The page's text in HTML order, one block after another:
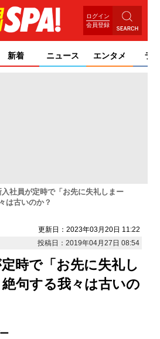
ログイン
会員登録
新着 ニュース エンタメ ライ
入社員が定時で「お先に失礼しまー
は古いのか？
更新日：2023年03月20日 11:22
投稿日：2019年04月27日 08:54
時で「お先に失礼し
句する我々は古いの